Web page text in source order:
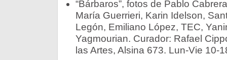
“Bárbaros”, fotos de Pablo
María Guerrieri, Karin Idelson,
Legón, Emiliano López, TEC,
Yagmourian. Curador: Rafael
las Artes, Alsina 673. Lun-Vie 10-